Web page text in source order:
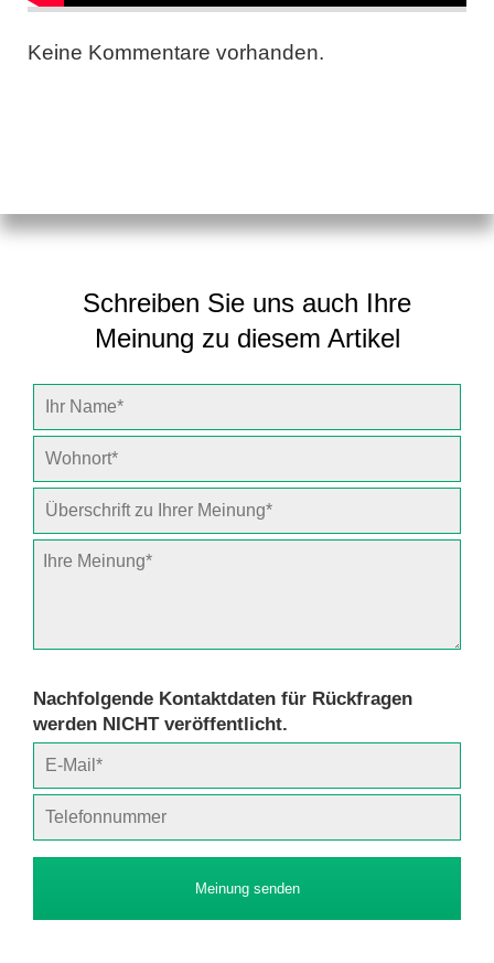
Keine Kommentare vorhanden.
Schreiben Sie uns auch Ihre
Meinung zu diesem Artikel
Nachfolgende Kontaktdaten für Rückfragen
werden NICHT veröffentlicht.
Meinung senden